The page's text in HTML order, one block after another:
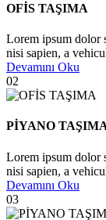
OFİS TAŞIMA
Lorem ipsum dolor
nisi sapien, a
Devamını Oku
02
PİYANO
Lorem ipsum dolor
nisi sapien, a
Devamını Oku
03